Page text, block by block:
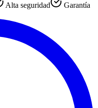
Alta seguridad
Garantía